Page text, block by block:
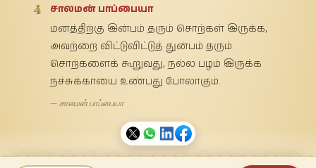
4
சாலமன் பாப்பையா
மனத்திற்கு இன்பம் தரும் சொற்கள் இருக்க,
அவற்றை விட்டுவிட்டுத் துன்பம் தரும்
சொற்களைக் கூறுவது, நல்ல பழம் இருக்க
நச்சுக்காயை உண்பது போலாகும்.
— சாலமன் பாப்பையா